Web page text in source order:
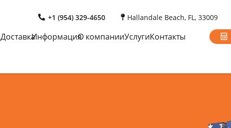
+1 (954) 329-4650 Hallandale Beach, FL, 33009
ДоставкаИнформацияО компанииУслугиКонтакты